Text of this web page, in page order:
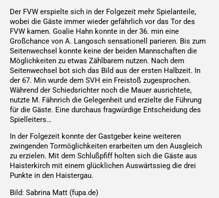
Der FVW erspielte sich in der Folgezeit mehr Spielanteile,
wobei die Gäste immer wieder gefährlich vor das Tor des
FVW kamen. Goalie Hahn konnte in der 36. min eine
Großchance von A. Langosch sensationell parieren. Bis zum
Seitenwechsel konnte keine der beiden Mannschaften die
Möglichkeiten zu etwas Zählbarem nutzen. Nach dem
Seitenwechsel bot sich das Bild aus der ersten Halbzeit. In
der 67. Min wurde dem SVH ein Freistoß zugesprochen.
Während der Schiedsrichter noch die Mauer ausrichtete,
nutzte M. Fähnrich die Gelegenheit und erzielte die Führung
für die Gäste. Eine durchaus fragwürdige Entscheidung des
Spielleiters…
In der Folgezeit konnte der Gastgeber keine weiteren
zwingenden Tormöglichkeiten erarbeiten um den Ausgleich
zu erzielen. Mit dem Schlußpfiff holten sich die Gäste aus
Haisterkirch mit einem glücklichen Auswärtssieg die drei
Punkte in den Haistergau.
Bild: Sabrina Matt (fupa.de)